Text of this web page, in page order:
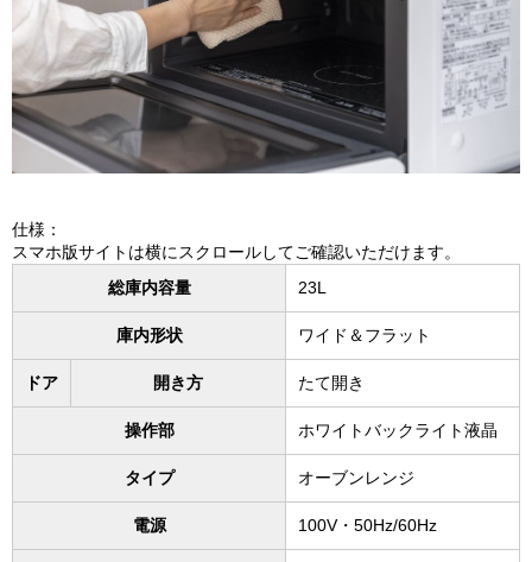
仕様：
スマホ版サイトは横にスクロールしてご確認いただけます。
総庫内容量
23L
庫内形状 ワイド＆フラット
ドア 開き方 たて開き
操作部 ホワイトバックライト液晶
タイプ オーブンレンジ
電源 100V・50Hz/60Hz